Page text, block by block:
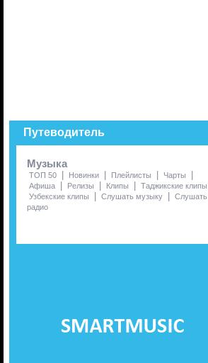
Путеводитель
Музыка
ТОП 50 | Новинки | Плейлисты | Чарты |
Афиша | Релизы | Клипы | Таджикские клипы
Узбекские клипы | Слушать музыку | Слушать
радио